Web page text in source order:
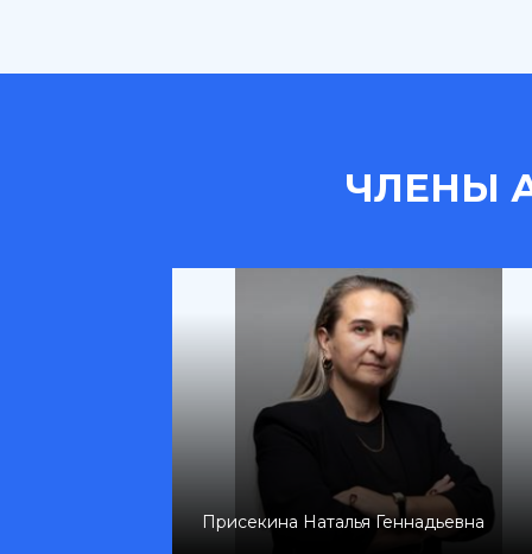
ЧЛЕНЫ
Присекина Наталья Геннадьевна